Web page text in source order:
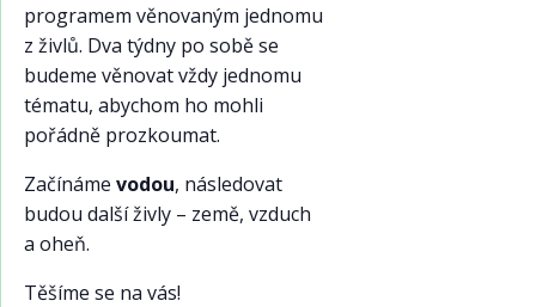
programem věnovaným jednomu
z živlů. Dva týdny po sobě se
budeme věnovat vždy jednomu
tématu, abychom ho mohli
pořádně prozkoumat.
Začínáme vodou, následovat
budou další živly – země, vzduch
a oheň.
Těšíme se na vás!